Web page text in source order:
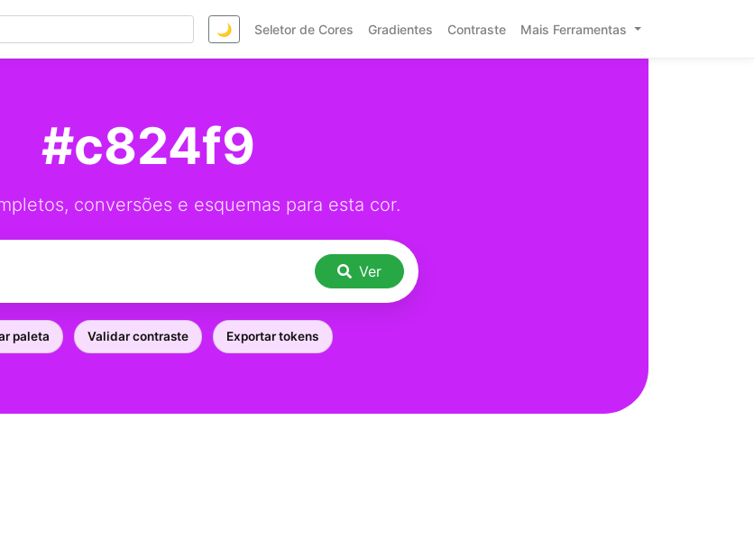
🌙 Seletor de Cores Gradientes Contraste Mais Ferramentas
#c824f9
conversões e esquemas para esta cor.
Ver
paleta Validar contraste Exportar tokens